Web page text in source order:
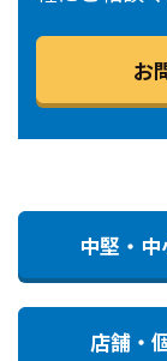
お
中堅・
店舗・